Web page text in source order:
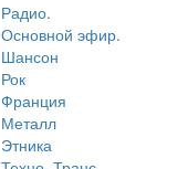
Радио.
Основной эфир.
Шансон
Рок
Франция
Металл
Этника